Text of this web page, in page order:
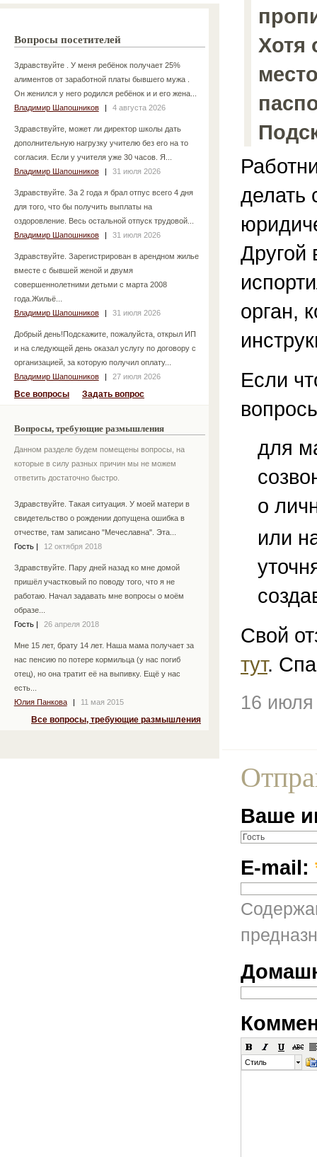
Вопросы посетителей
Здравствуйте . У меня ребёнок получает 25%
алиментов от заработной платы бывшего мужа .
Он женился у него родился ребёнок и и его жена...
Владимир Шапошников
| 4 августа 2026
Здравствуйте, может ли директор школы дать
дополнительную нагрузку учителю без его на то
согласия. Если у учителя уже 30 часов. Я...
Владимир Шапошников
| 31 июля 2026
Здравствуйте. За 2 года я брал отпус всего 4 дня
для того, что бы получить выплаты на
оздоровление. Весь остальной отпуск трудовой...
Владимир Шапошников
| 31 июля 2026
Здравствуйте. Зарегистрирован в арендном жилье
вместе с бывшей женой и двумя
совершеннолетними детьми с марта 2008
года.Жильё...
Владимир Шапошников
| 31 июля 2026
Добрый день!Подскажите, пожалуйста, открыл ИП
и на следующей день оказал услугу по договору с
организацией, за которую получил оплату...
Владимир Шапошников
| 27 июля 2026
Все вопросы Задать вопрос
Вопросы, требующие размышления
Данном разделе будем помещены вопросы, на
которые в силу разных причин мы не можем
ответить достаточно быстро.
Здравствуйте. Такая ситуация. У моей матери в
свидетельство о рождении допущена ошибка в
отчестве, там записано "Мечеславна". Эта...
Гость
12 октября 2018
Здравствуйте. Пару дней назад ко мне домой
пришёл участковый по поводу того, что я не
работаю. Начал задавать мне вопросы о моём
образе...
Гость
26 апреля 2018
Мне 15 лет, брату 14 лет. Наша мама получает за
нас пенсию по потере кормильца (у нас погиб
отец), но она тратит её на выпивку. Ещё у нас
есть...
Юлия Панкова
11 мая 2015
Все вопросы, требующие размышления
Хотя
делать
Другой
орган,
Если
для
о
или
Свой
тут.
16
Ваше
E-mail:
Стиль